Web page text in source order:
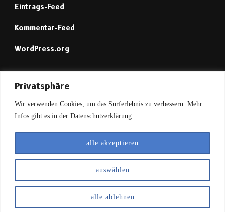
Privatsphäre
Wir verwenden Cookies, um das Surferlebnis zu verbessern. Mehr
Infos gibt es in der Datenschutzerklärung.
auswählen
alle ablehnen
alle akzeptieren
Eintrags-Feed
Kommentar-Feed
WordPress.org
Mastodon (1)
Mastodon (2)
. Alle Rechte vorbehalten.
Blossom Themes. Präsentiert vonWordPress.Datenschutzerklärung |
Impressum